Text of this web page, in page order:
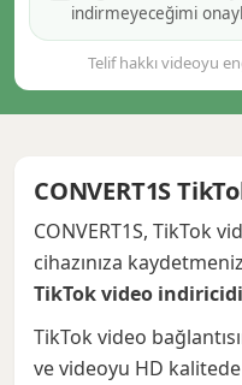
indirmeyeceğimi
Telif hakkı videoyu
CONVERT1S
CONVERT1S, TikTok
cihazınıza
TikTok video
TikTok video
ve videoyu HD